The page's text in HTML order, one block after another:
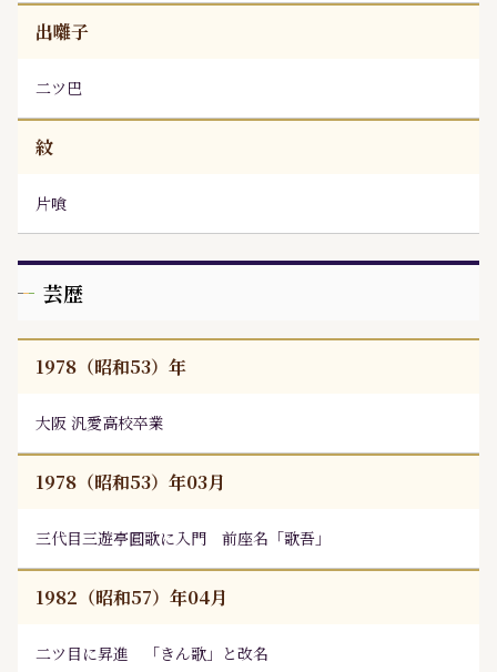
出囃子
二ツ巴
紋
片喰
芸歴
1978（昭和53）年
大阪 汎愛高校卒業
1978（昭和53）年03月
三代目三遊亭圓歌に入門 前座名「歌吾」
1982（昭和57）年04月
二ツ目に昇進 「きん歌」と改名